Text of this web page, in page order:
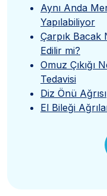
Aynı Anda
Yapılabiliyor
Çarpık Bacak
Edilir mi?
Omuz Çıkığı
Tedavisi
Diz Önü Ağrısı
El Bileği